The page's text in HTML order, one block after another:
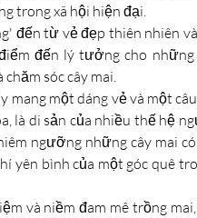
trong xã hội hiện đại.
đến từ vẻ đẹp thiên nhiên
đến lý tưởng cho những
sóc cây mai.
một dáng vẻ và một
là di sản của nhiều thế hệ
ngưỡng những cây mai
yên bình của một góc quê
và niềm đam mê trồng